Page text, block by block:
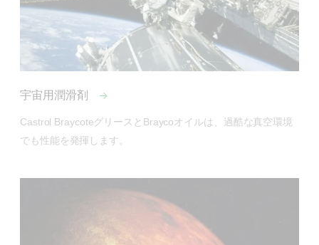
宇宙用潤滑剤
Castrol BraycoteグリースとBraycoオイルは、過酷な真空環境
でも性能を発揮します。